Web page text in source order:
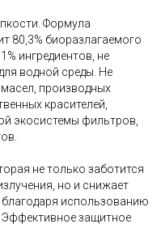
Формула
80,3% биоразлагаемого
ингредиентов, не
водной среды. Не
производных
красителей,
экосистемы фильтров,
не только заботится
но и снижает
использованию
защитное